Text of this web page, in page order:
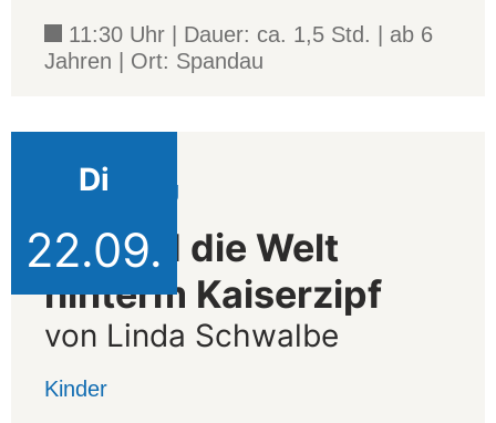
11:30 Uhr | Dauer: ca. 1,5 Std. | ab 6
Jahren | Ort: Spandau
Di
22.09.
Veranstaltung
Ida und die Welt
hinterm Kaiserzipf
von Linda Schwalbe
Kinder